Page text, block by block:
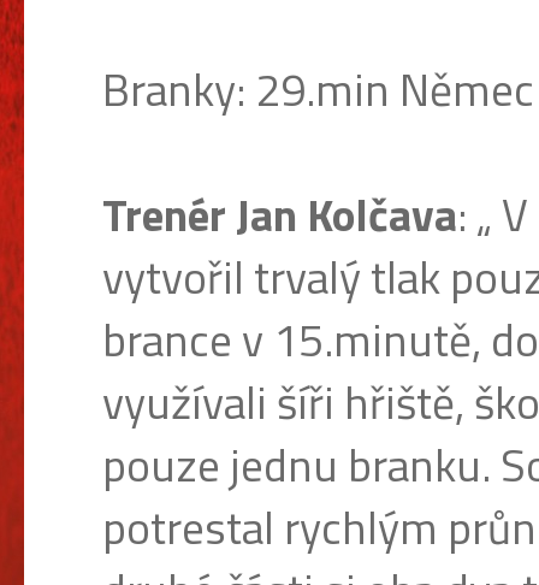
Branky: 29.min
Trenér Jan Kolčava: „
vytvořil trvalý tlak
brance v 15.minutě,
využívali šíři hřiště,
pouze jednu branku.
potrestal rychlým